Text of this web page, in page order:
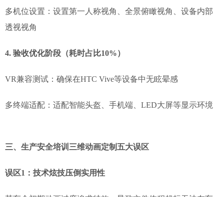
多机位设置：设置第一人称视角、全景俯瞰视角、设备内部
透视视角
4. 验收优化阶段（耗时占比10%）
VR兼容测试：确保在HTC Vive等设备中无眩晕感
多终端适配：适配智能头盔、手机端、LED大屏等显示环境
三、生产安全培训三维动画定制五大误区
误区1：技术炫技压倒实用性